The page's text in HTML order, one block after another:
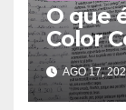
O que
Color
Bíblia?
AGO 17,